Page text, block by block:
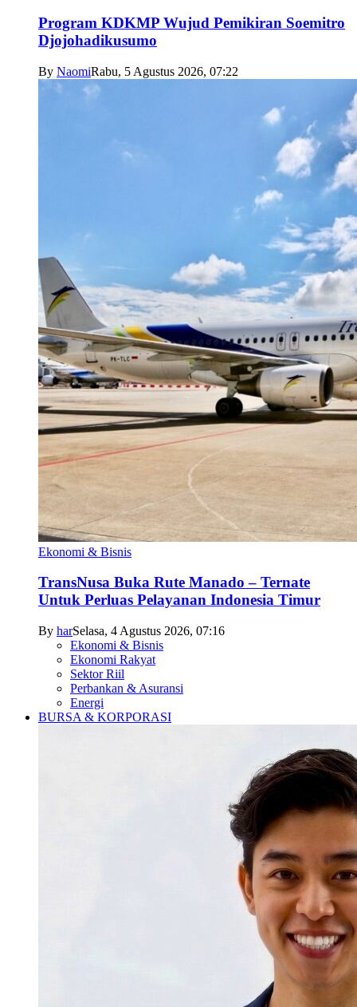
Program KDKMP Wujud Pemikiran Soemitro
Djojohadikusumo
By NaomiRabu, 5 Agustus 2026, 07:22
Ekonomi & Bisnis
TransNusa Buka Rute Manado – Ternate
Untuk Perluas Pelayanan Indonesia Timur
By harSelasa, 4 Agustus 2026, 07:16
Ekonomi & Bisnis
Ekonomi Rakyat
Sektor Riil
Perbankan & Asuransi
Energi
BURSA & KORPORASI